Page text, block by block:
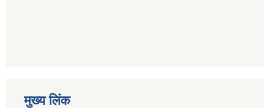
मुख्य लिंक